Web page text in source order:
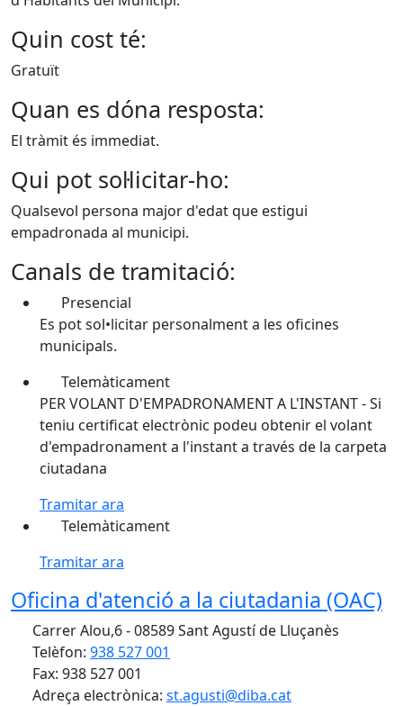
Quin cost té:
Gratuït
Quan es dóna resposta:
El tràmit és immediat.
Qui pot sol·licitar-ho:
Qualsevol persona major d'edat que estigui
empadronada al municipi.
Canals de tramitació:
Presencial
Es pot sol•licitar personalment a les oficines
municipals.
Telemàticament
PER VOLANT D'EMPADRONAMENT A L'INSTANT - Si
teniu certificat electrònic podeu obtenir el volant
d'empadronament a l'instant a través de la carpeta
ciutadana
Tramitar ara
Telemàticament
Tramitar ara
Oficina d'atenció a la ciutadania (OAC)
Carrer Alou,6 - 08589 Sant Agustí de Lluçanès
Telèfon: 938 527 001
Fax: 938 527 001
Adreça electrònica: st.agusti@diba.cat